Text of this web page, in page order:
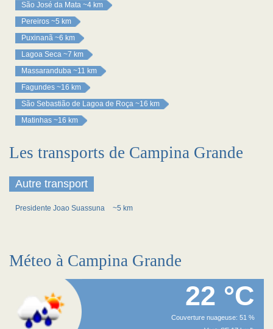
São José da Mata ~4 km
Pereiros ~5 km
Puxinanã ~6 km
Lagoa Seca ~7 km
Massaranduba ~11 km
Fagundes ~16 km
São Sebastião de Lagoa de Roça ~16 km
Matinhas ~16 km
Les transports de Campina Grande
Autre transport
Presidente Joao Suassuna ~5 km
Méteo à Campina Grande
22 °C
Couverture nuageuse: 51 %